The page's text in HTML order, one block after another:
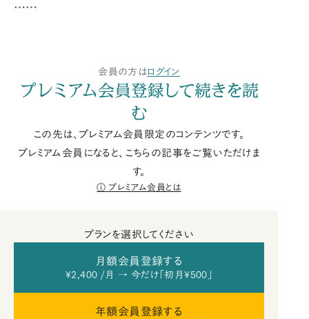
……
会員の方はログイン
プレミアム会員登録して続きを読
む
この先は、プレミアム会員限定のコンテンツです。
プレミアム会員になると、こちらの記事をご覧いただけま
す。
プレミアム会員とは
プランを選択してください
月額会員登録する
¥2,400 /月 → 今だけ「初月¥500」
年額会員登録する